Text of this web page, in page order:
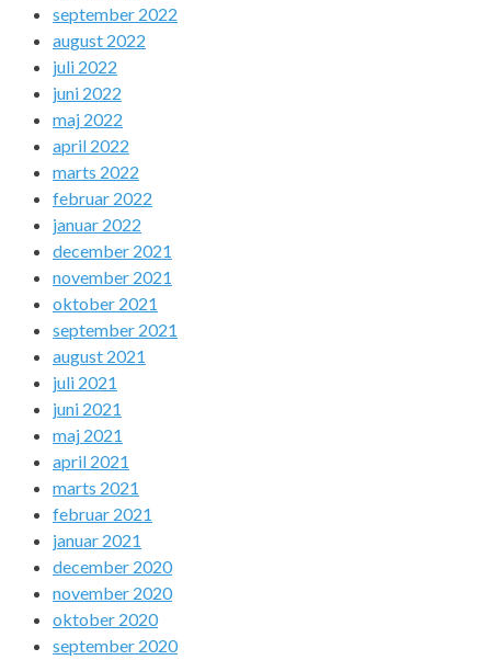
september 2022
august 2022
juli 2022
juni 2022
maj 2022
april 2022
marts 2022
februar 2022
januar 2022
december 2021
november 2021
oktober 2021
september 2021
august 2021
juli 2021
juni 2021
maj 2021
april 2021
marts 2021
februar 2021
januar 2021
december 2020
november 2020
oktober 2020
september 2020